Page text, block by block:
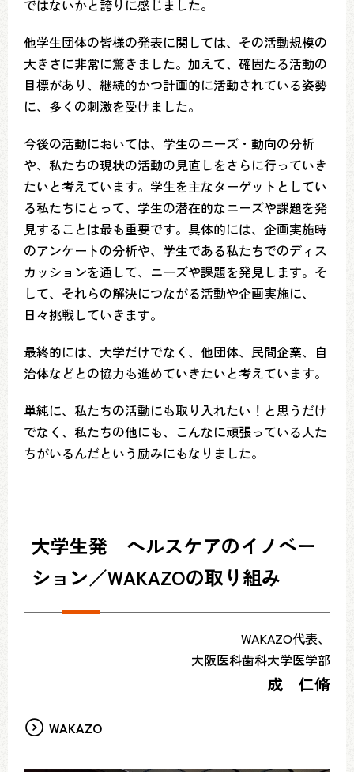
ではないかと誇りに感じました。
他学生団体の皆様の発表に関しては、その活動規模の
大きさに非常に驚きました。加えて、確固たる活動の
目標があり、継続的かつ計画的に活動されている姿勢
に、多くの刺激を受けました。
今後の活動においては、学生のニーズ・動向の分析
や、私たちの現状の活動の見直しをさらに行っていき
たいと考えています。学生を主なターゲットとしてい
る私たちにとって、学生の潜在的なニーズや課題を発
見することは最も重要です。具体的には、企画実施時
のアンケートの分析や、学生である私たちでのディス
カッションを通して、ニーズや課題を発見します。そ
して、それらの解決につながる活動や企画実施に、
日々挑戦していきます。
最終的には、大学だけでなく、他団体、民間企業、自
治体などとの協力も進めていきたいと考えています。
単純に、私たちの活動にも取り入れたい！と思うだけ
でなく、私たちの他にも、こんなに頑張っている人た
ちがいるんだという励みにもなりました。
大学生発 ヘルスケアのイノベー
ション／WAKAZOの取り組み
WAKAZO代表、
大阪医科歯科大学医学部
成 仁脩
WAKAZO